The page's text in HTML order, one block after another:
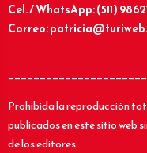
Cel. / WhatsApp: (511)
Correo:
Prohibida la reproducción
publicados en este sitio web
de los editores.